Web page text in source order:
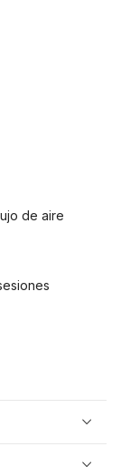
de aire